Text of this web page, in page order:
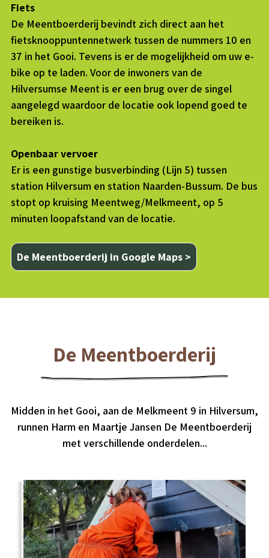
Fiets
De Meentboerderij bevindt zich direct aan het
fietsknooppuntennetwerk tussen de nummers 10 en
37 in het Gooi. Tevens is er de mogelijkheid om uw e-
bike op te laden. Voor de inwoners van de
Hilversumse Meent is er een brug over de singel
aangelegd waardoor de locatie ook lopend goed te
bereiken is.
Openbaar vervoer
Er is een gunstige busverbinding (Lijn 5) tussen
station Hilversum en station Naarden-Bussum. De bus
stopt op kruising Meentweg/Melkmeent, op 5
minuten loopafstand van de locatie.
De Meentboerderij in Google Maps >
De Meentboerderij
Midden in het Gooi, aan de Melkmeent 9 in Hilversum,
runnen Harm en Maartje Jansen De Meentboerderij
met verschillende onderdelen...